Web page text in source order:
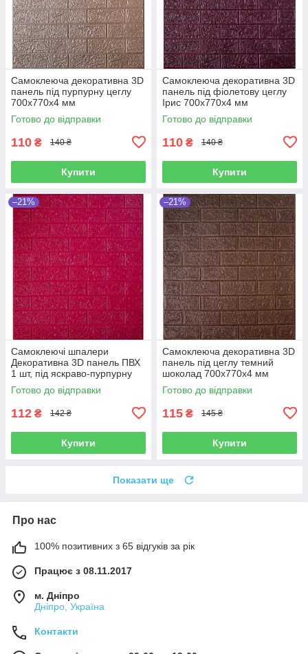
Самоклеюча декоративна 3D
панель під пурпурну цеглу
700x770x4 мм
Готово до відправки
110 ₴ 140 ₴
Купити
Самоклеюча декоративна 3D
панель під фіолетову цеглу
Ірис 700x770x4 мм
Готово до відправки
110 ₴ 140 ₴
Купити
–21%
Самоклеючі шпалери
Декоративна 3D панель ПВХ
1 шт, під яскраво-пурпурну
рівну цеглу 700x770x4 мм
Готово до відправки
112 ₴ 142 ₴
Купити
–21%
Самоклеюча декоративна 3D
панель під цеглу темний
шоколад 700x770x4 мм
Готово до відправки
115 ₴ 145 ₴
Купити
Показати ще
Про нас
100% позитивних з 65 відгуків за рік
Працює з 08.11.2017
м. Дніпро
Дніпро, Україна
Контакти